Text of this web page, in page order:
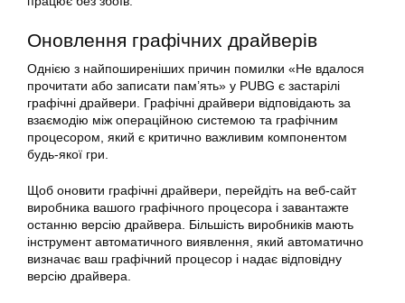
Оновлення графічних драйверів
Однією з найпоширеніших причин помилки «Не вдалося
прочитати або записати пам’ять» у PUBG є застарілі
графічні драйвери. Графічні драйвери відповідають за
взаємодію між операційною системою та графічним
процесором, який є критично важливим компонентом
будь-якої гри.
Щоб оновити графічні драйвери, перейдіть на веб-сайт
виробника вашого графічного процесора і завантажте
останню версію драйвера. Більшість виробників мають
інструмент автоматичного виявлення, який автоматично
визначає ваш графічний процесор і надає відповідну
версію драйвера.